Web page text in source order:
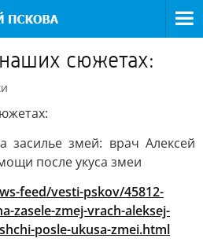
сюжетах:
засилье змей: врач Алексей
после укуса змеи
feed/vesti-pskov/45812-
zasele-zmej-vrach-aleksej-
posle-ukusa-zmei.html